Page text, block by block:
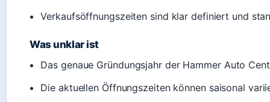
Verkaufsöffnungszeiten sind klar definiert und
Was unklar ist
Das genaue Gründungsjahr der Hammer Auto
Die aktuellen Öffnungszeiten können saisonal